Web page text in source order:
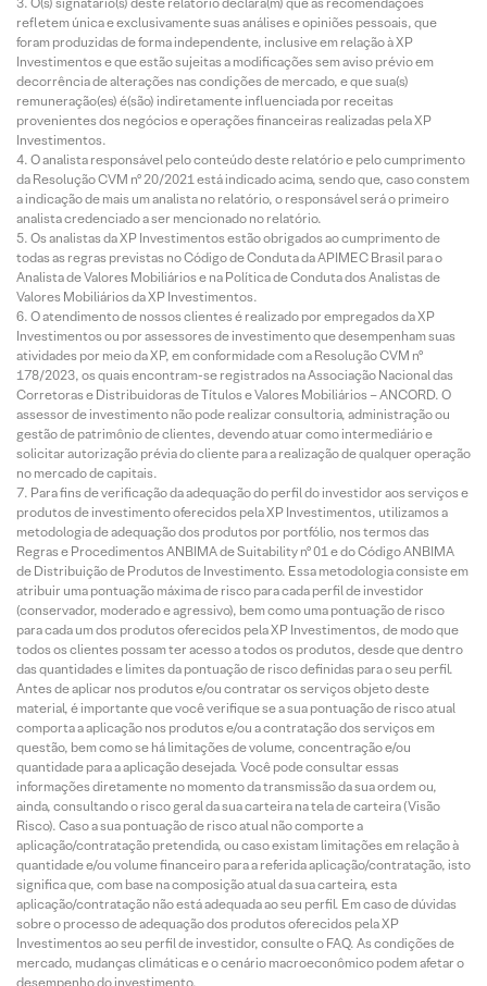
refletem única e exclusivamente suas análises e opiniões pessoais, que
foram produzidas de forma independente, inclusive em relação à XP
Investimentos e que estão sujeitas a modificações sem aviso prévio em
decorrência de alterações nas condições de mercado, e que sua(s)
remuneração(es) é(são) indiretamente influenciada por receitas
provenientes dos negócios e operações financeiras realizadas pela XP
Investimentos.
O analista responsável pelo conteúdo deste relatório e pelo cumprimento
da Resolução CVM nº 20/2021 está indicado acima, sendo que, caso constem
a indicação de mais um analista no relatório, o responsável será o primeiro
analista credenciado a ser mencionado no relatório.
Os analistas da XP Investimentos estão obrigados ao cumprimento de
todas as regras previstas no Código de Conduta da APIMEC Brasil para o
Analista de Valores Mobiliários e na Política de Conduta dos Analistas de
Valores Mobiliários da XP Investimentos.
O atendimento de nossos clientes é realizado por empregados da XP
Investimentos ou por assessores de investimento que desempenham suas
atividades por meio da XP, em conformidade com a Resolução CVM nº
178/2023, os quais encontram-se registrados na Associação Nacional das
Corretoras e Distribuidoras de Títulos e Valores Mobiliários – ANCORD. O
assessor de investimento não pode realizar consultoria, administração ou
gestão de patrimônio de clientes, devendo atuar como intermediário e
solicitar autorização prévia do cliente para a realização de qualquer operação
no mercado de capitais.
Para fins de verificação da adequação do perfil do investidor aos serviços e
produtos de investimento oferecidos pela XP Investimentos, utilizamos a
metodologia de adequação dos produtos por portfólio, nos termos das
Regras e Procedimentos ANBIMA de Suitability nº 01 e do Código ANBIMA
de Distribuição de Produtos de Investimento. Essa metodologia consiste em
atribuir uma pontuação máxima de risco para cada perfil de investidor
(conservador, moderado e agressivo), bem como uma pontuação de risco
para cada um dos produtos oferecidos pela XP Investimentos, de modo que
todos os clientes possam ter acesso a todos os produtos, desde que dentro
das quantidades e limites da pontuação de risco definidas para o seu perfil.
Antes de aplicar nos produtos e/ou contratar os serviços objeto deste
material, é importante que você verifique se a sua pontuação de risco atual
comporta a aplicação nos produtos e/ou a contratação dos serviços em
questão, bem como se há limitações de volume, concentração e/ou
quantidade para a aplicação desejada. Você pode consultar essas
informações diretamente no momento da transmissão da sua ordem ou,
ainda, consultando o risco geral da sua carteira na tela de carteira (Visão
Risco). Caso a sua pontuação de risco atual não comporte a
aplicação/contratação pretendida, ou caso existam limitações em relação à
quantidade e/ou volume financeiro para a referida aplicação/contratação, isto
significa que, com base na composição atual da sua carteira, esta
aplicação/contratação não está adequada ao seu perfil. Em caso de dúvidas
sobre o processo de adequação dos produtos oferecidos pela XP
Investimentos ao seu perfil de investidor, consulte o FAQ. As condições de
mercado, mudanças climáticas e o cenário macroeconômico podem afetar o
desempenho do investimento.